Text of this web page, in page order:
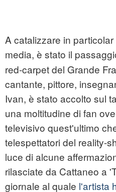
A catalizzare in
media, è stato il
red-carpet del Grande
cantante, pittore,
Ivan, è stato accolto sul
una moltitudine di fan
televisivo quest'ultimo
telespettatori del reality-
luce di alcune
rilasciate da Cattaneo a
giornale al quale l'artista